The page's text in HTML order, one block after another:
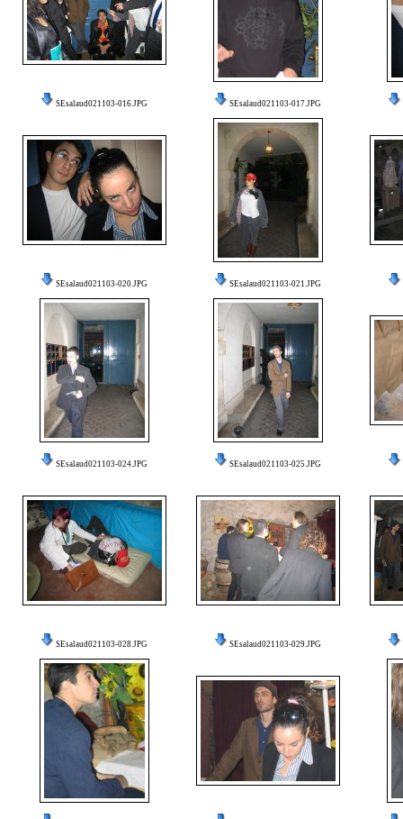
SEsalaud021103-016.JPG SEsalaud021103-017.JPG
SEsalaud021103-020.JPG SEsalaud021103-021.JPG
SEsalaud021103-024.JPG SEsalaud021103-025.JPG
SEsalaud021103-028.JPG SEsalaud021103-029.JPG